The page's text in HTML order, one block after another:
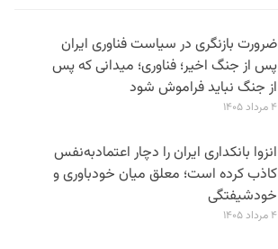
ضرورت بازنگری در سیاست فناوری ایران
پس از جنگ اخیر؛ فناوری؛ میدانی که پس
از جنگ نباید فراموش شود
۴ مرداد ۱۴۰۵
انزوا بانکداری ایران را دچار اعتمادبه‌نفس
کاذب کرده است؛ معلق میان خودباوری و
خودشیفتگی
۴ مرداد ۱۴۰۵